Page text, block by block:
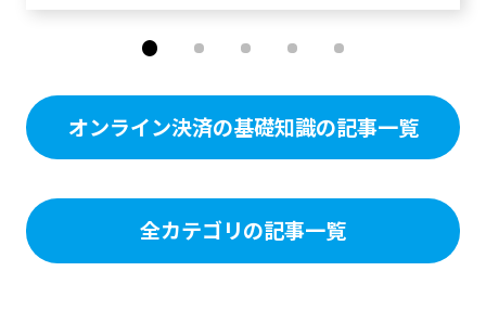
オンライン決済の基礎知識の記事一覧
全カテゴリの記事一覧